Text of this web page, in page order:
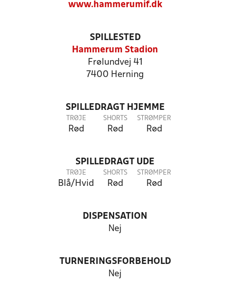
www.hammerumif.dk
SPILLESTED
Hammerum Stadion
Frølundvej 41
7400 Herning
SPILLEDRAGT HJEMME
TRØJE
Rød
SHORTS
Rød
STRØMPER
Rød
SPILLEDRAGT UDE
TRØJE
Blå/Hvid
SHORTS
Rød
STRØMPER
Rød
DISPENSATION
Nej
TURNERINGSFORBEHOLD
Nej